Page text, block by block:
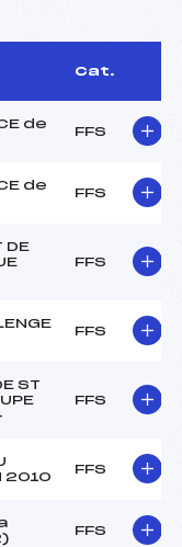
Cat.
de
FFS
de
FFS
DE
FFS
FFS
ST
FFS
2010
FFS
FFS